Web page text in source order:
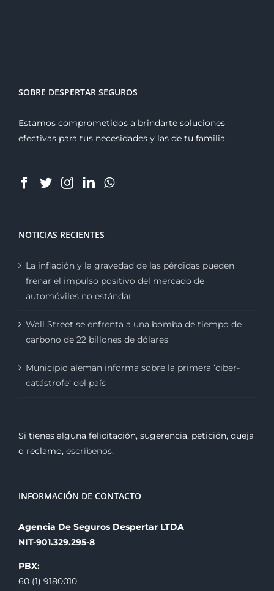
SOBRE DESPERTAR SEGUROS
Estamos comprometidos a brindarte soluciones
efectivas para tus necesidades y las de tu familia.
NOTICIAS RECIENTES
La inflación y la gravedad de las pérdidas pueden
frenar el impulso positivo del mercado de
automóviles no estándar
Wall Street se enfrenta a una bomba de tiempo de
carbono de 22 billones de dólares
Municipio alemán informa sobre la primera ‘ciber-
catástrofe’ del país
Si tienes alguna felicitación, sugerencia, petición, queja
o reclamo, escríbenos.
INFORMACIÓN DE CONTACTO
Agencia De Seguros Despertar LTDA
NIT-901.329.295-8
PBX:
60 (1) 9180010